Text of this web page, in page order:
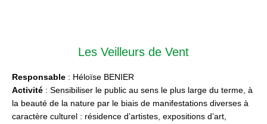
Les Veilleurs de Vent
Responsable : Héloïse BENIER
Activité : Sensibiliser le public au sens le plus large du terme, à
la beauté de la nature par le biais de manifestations diverses à
caractère culturel : résidence d’artistes, expositions d’art,